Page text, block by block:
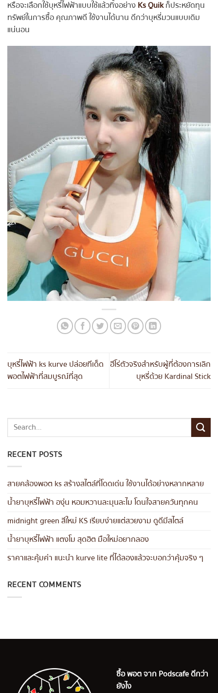
หรือจะเลือกใช้บุหรี่ไฟฟ้าแบบใช้แล้วทิ้งอย่างKs Quikก็ประหยัดทุน
ทรัพย์ในการซื้อ คุณภาพดี ใช้งานได้นาน ดีกว่าบุหรี่มวนแบบเดิม
แน่นอน
บุหรี่ไฟฟ้า ks kurve ปล่อยทีเด็ด
พอตไฟฟ้าที่สมบูรณ์ที่สุด
ฮีโร่ตัวจริงสำหรับผู้ที่ต้องการเลิก
บุหรี่ด้วย Kardinal Stick
RECENT POSTS
สายคล้องพอต ks สร้างสไตล์ที่โดดเด่น ใช้งานได้อย่างหลากหลาย
น้ำยาบุหรี่ไฟฟ้า องุ่น หอมหวานละมุนละไม โดนใจสายควันทุกคน
midnight green สีใหม่ KS เรียบง่ายแต่สวยงาม ดูดีมีสไตล์
น้ำยาบุหรี่ไฟฟ้า แตงโม สุดฮิต มือใหม่อยากลอง
ราคาและคุ้มค่า แนะนำ kurve lite ที่ได้ลองแล้วจะบอกว่าคุ้มจริง ๆ
RECENT COMMENTS
ซื้อ พอต จาก Podscafe ดีกว่า
ยังไง